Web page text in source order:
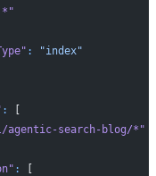
:
"index"
:
[
agentic-search-blog/*"
:
[